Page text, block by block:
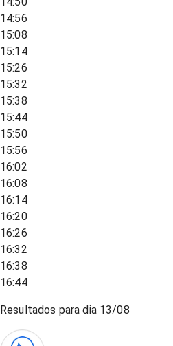
14:56
15:08
15:14
15:26
15:32
15:38
15:44
15:50
15:56
16:02
16:08
16:14
16:20
16:26
16:32
16:38
16:44
Resultados para dia 13/08